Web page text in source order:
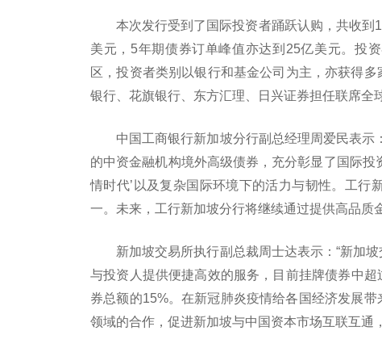
本次发行受到了国际投资者踊跃认购，共收
美元，5年期债券订单峰值亦达到25亿美元。投
区，投资者类别以银行和基金公司为主，亦获得
银行、花旗银行、东方汇理、日兴证券担任联席全
中国工商银行新加坡分行副总经理周爱民表
的中资金融机构境外高级债券，充分彰显了国际
情时代’以及复杂国际环境下的活力与韧性。工行
一。未来，工行新加坡分行将继续通过提供高品质
新加坡交易所执行副总裁周士达表示：“新加
与投资人提供便捷高效的服务，目前挂牌债券中
券总额的15%。在新冠肺炎疫情给各国经济发展
领域的合作，促进新加坡与中国资本市场互联互通